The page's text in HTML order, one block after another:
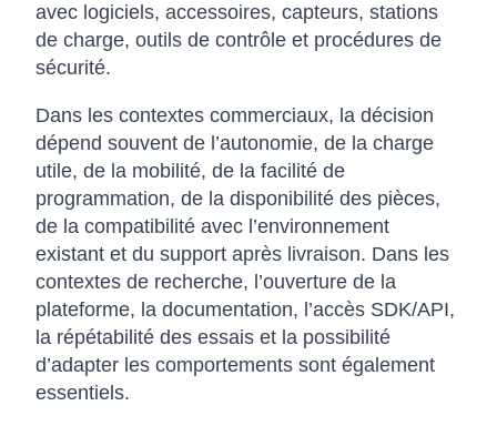
avec logiciels, accessoires, capteurs, stations
de charge, outils de contrôle et procédures de
sécurité.
Dans les contextes commerciaux, la décision
dépend souvent de l’autonomie, de la charge
utile, de la mobilité, de la facilité de
programmation, de la disponibilité des pièces,
de la compatibilité avec l’environnement
existant et du support après livraison. Dans les
contextes de recherche, l’ouverture de la
plateforme, la documentation, l’accès SDK/API,
la répétabilité des essais et la possibilité
d’adapter les comportements sont également
essentiels.